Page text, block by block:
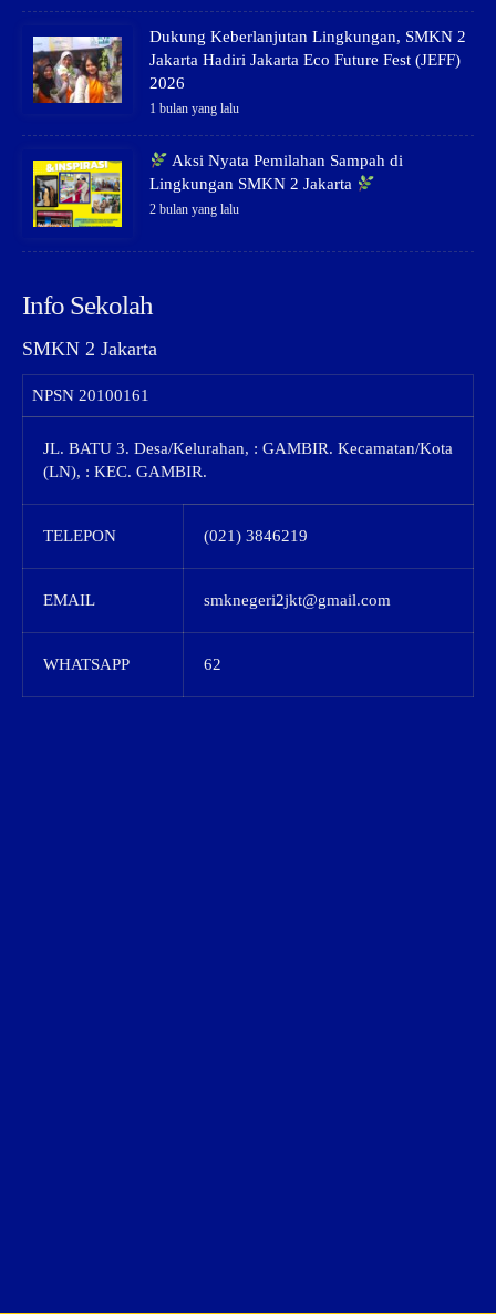
Dukung Keberlanjutan Lingkungan, SMKN 2
Jakarta Hadiri Jakarta Eco Future Fest (JEFF)
2026
1 bulan yang lalu
Aksi Nyata Pemilahan Sampah di
Lingkungan SMKN 2 Jakarta
2 bulan yang lalu
Info Sekolah
SMKN 2 Jakarta
NPSN 20100161
JL. BATU 3. Desa/Kelurahan, : GAMBIR. Kecamatan/Kota
(LN), : KEC. GAMBIR.
TELEPON (021) 3846219
EMAIL smknegeri2jkt@gmail.com
WHATSAPP 62